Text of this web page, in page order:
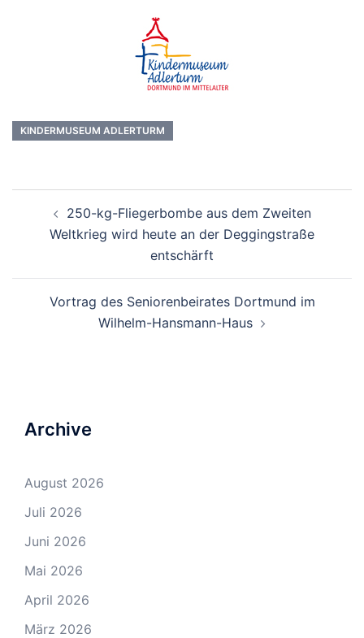
KINDERMUSEUM ADLERTURM
Navigation250-kg-Fliegerbombe aus dem Zweiten
Weltkrieg wird heute an der Deggingstraße
entschärft
Vortrag des Seniorenbeirates Dortmund im
Wilhelm-Hansmann-Haus
Archive
August 2026
Juli 2026
Juni 2026
Mai 2026
April 2026
März 2026